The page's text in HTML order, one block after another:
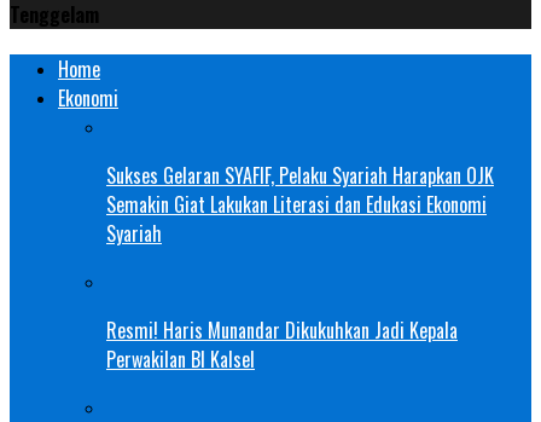
Tenggelam
Home
Ekonomi
Sukses Gelaran SYAFIF, Pelaku Syariah Harapkan OJK
Semakin Giat Lakukan Literasi dan Edukasi Ekonomi
Syariah
Resmi! Haris Munandar Dikukuhkan Jadi Kepala
Perwakilan BI Kalsel